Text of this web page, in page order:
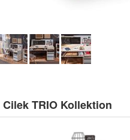
Cilek TRIO Kollektion